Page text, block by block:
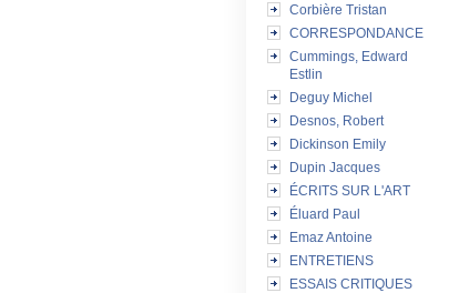
Corbière Tristan
CORRESPONDANCE
Cummings, Edward
Estlin
Deguy Michel
Desnos, Robert
Dickinson Emily
Dupin Jacques
ÉCRITS SUR L'ART
Éluard Paul
Emaz Antoine
ENTRETIENS
ESSAIS CRITIQUES